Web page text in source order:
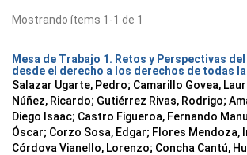
Mostrando ítems 1-1 de 1
Mesa de Trabajo 1. Retos y Perspectivas
desde el derecho a los derechos de todas
Salazar Ugarte, Pedro; Camarillo Govea,
Núñez, Ricardo; Gutiérrez Rivas, Rodrigo;
Diego Isaac; Castro Figueroa, Fernando
Óscar; Corzo Sosa, Edgar; Flores Mendoza,
Córdova Vianello, Lorenzo; Concha Cantú,